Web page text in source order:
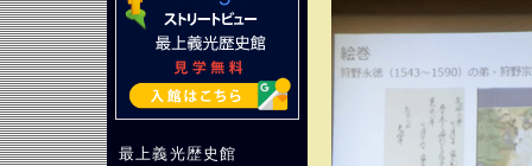
最上義光歴史館